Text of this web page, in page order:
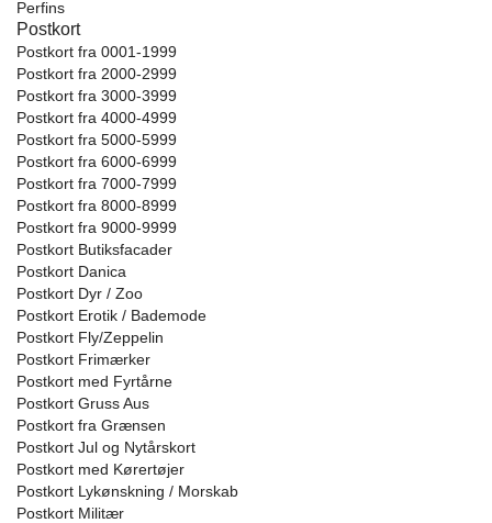
Perfins
Postkort
Postkort fra 0001-1999
Postkort fra 2000-2999
Postkort fra 3000-3999
Postkort fra 4000-4999
Postkort fra 5000-5999
Postkort fra 6000-6999
Postkort fra 7000-7999
Postkort fra 8000-8999
Postkort fra 9000-9999
Postkort Butiksfacader
Postkort Danica
Postkort Dyr / Zoo
Postkort Erotik / Bademode
Postkort Fly/Zeppelin
Postkort Frimærker
Postkort med Fyrtårne
Postkort Gruss Aus
Postkort fra Grænsen
Postkort Jul og Nytårskort
Postkort med Kørertøjer
Postkort Lykønskning / Morskab
Postkort Militær